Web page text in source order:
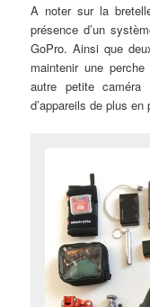
A noter sur la
présence d’un
GoPro. Ainsi que
maintenir une
autre petite
d’appareils de plus